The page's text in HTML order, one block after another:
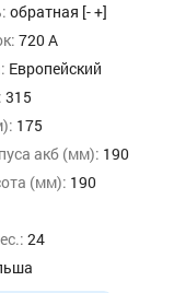
обратная [- +]
720 А
Европейский
315
175
акб (мм): 190
(мм): 190
24